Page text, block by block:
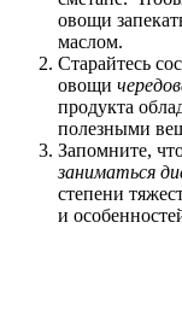
овощи
маслом.
Старайтесь
овощи
продукта
полезными
Запомните,
заниматься
степени
и